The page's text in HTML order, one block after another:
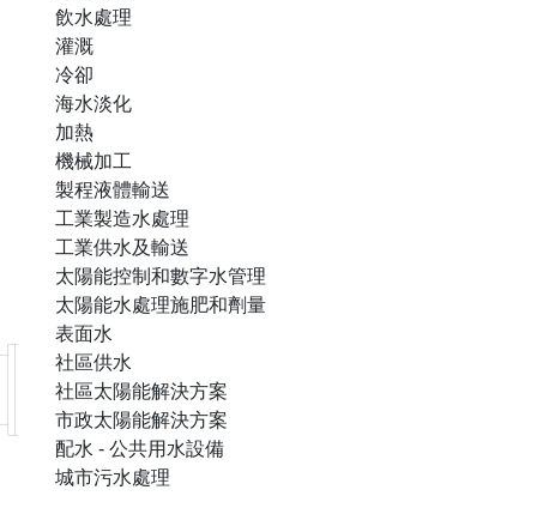
飲水處理
灌溉
冷卻
海水淡化
加熱
機械加工
製程液體輸送
工業製造水處理
工業供水及輸送
太陽能控制和數字水管理
太陽能水處理施肥和劑量
表面水
社區供水
社區太陽能解決方案
市政太陽能解決方案
配水 - 公共用水設備
城市污水處理